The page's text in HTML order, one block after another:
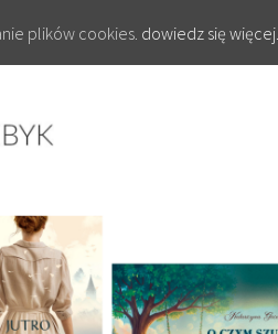
plików cookies. dowiedz się więcej.